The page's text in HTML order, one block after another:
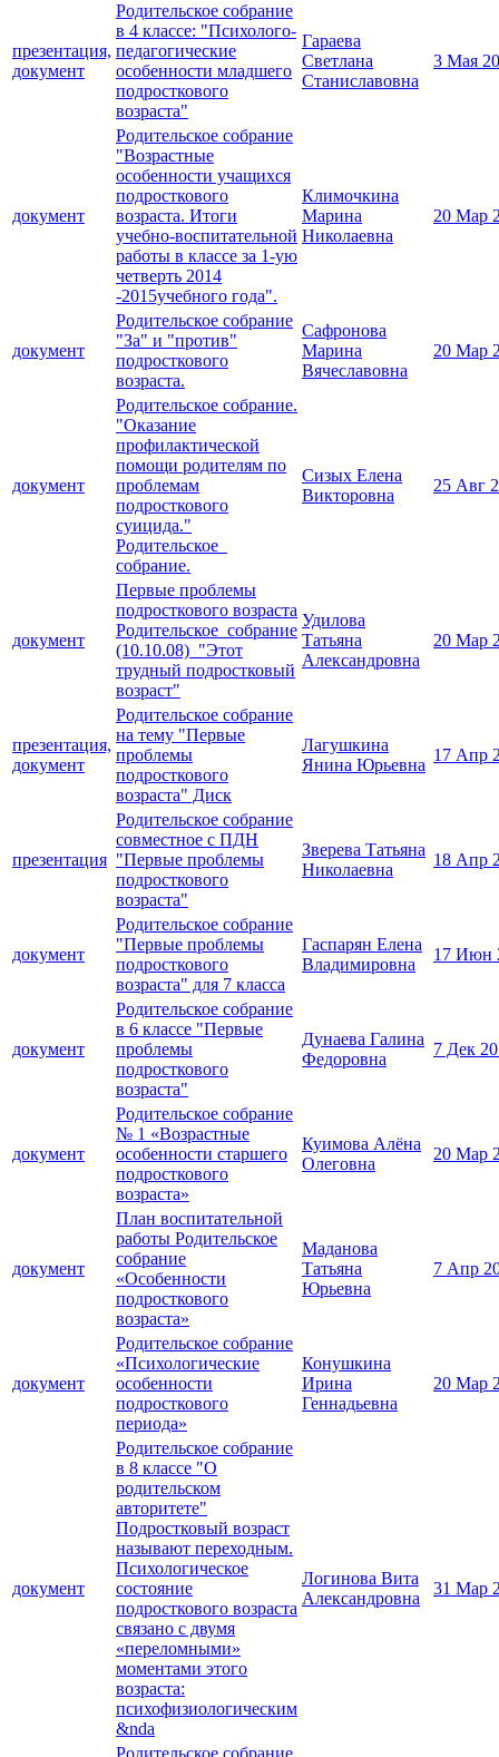
презентация,
документ
Родительское собрание
в 4 классе: "Психолого-
педагогические
особенности младшего
подросткового
возраста"
Гараева
Светлана
Станиславовна
3 Мая
документ
Родительское собрание
"Возрастные
особенности учащихся
подросткового
возраста. Итоги
учебно-воспитательной
работы в классе за 1-ую
четверть 2014
-2015учебного года".
Климочкина
Марина
Николаевна
20 Мар
документ
Родительское собрание
"За" и "против"
подросткового
возраста.
Сафронова
Марина
Вячеславовна
20 Мар
документ
Родительское собрание.
"Оказание
профилактической
помощи родителям по
проблемам
подросткового
суицида."
Родительское
собрание.
Сизых Елена
Викторовна
25 Авг
документ
Первые проблемы
подросткового возраста
Родительское собрание
(10.10.08) "Этот
трудный подростковый
возраст"
Удилова
Татьяна
Александровна
20 Мар
презентация,
документ
Родительское собрание
на тему "Первые
проблемы
подросткового
возраста" Диск
Лагушкина
Янина Юрьевна
17 Апр
презентация
Родительское собрание
совместное с ПДН
"Первые проблемы
подросткового
возраста"
Зверева Татьяна
Николаевна
18 Апр
документ
Родительское собрание
"Первые проблемы
подросткового
возраста" для 7 класса
Гаспарян Елена
Владимировна
17 Июн
документ
Родительское собрание
в 6 классе "Первые
проблемы
подросткового
возраста"
Дунаева Галина
Федоровна
7 Дек
документ
Родительское собрание
№ 1 «Возрастные
особенности старшего
подросткового
возраста»
Куимова Алёна
Олеговна
20 Мар
документ
План воспитательной
работы Родительское
собрание
«Особенности
подросткового
возраста»
Маданова
Татьяна
Юрьевна
7 Апр
документ
Родительское собрание
«Психологические
особенности
подросткового
периода»
Конушкина
Ирина
Геннадьевна
20 Мар
документ
Родительское собрание
в 8 классе "О
родительском
авторитете"
Подростковый возраст
называют переходным.
Психологическое
состояние
подросткового возраста
связано с двумя
«переломными»
моментами этого
возраста:
психофизиологическим
&nda
Логинова Вита
Александровна
31 Мар